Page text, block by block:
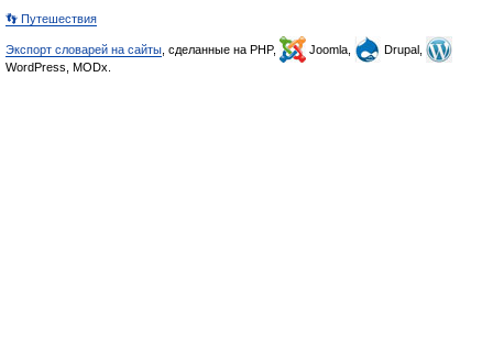
👣 Путешествия
Экспорт словарей на сайты , сделанные на PHP, Joomla,
Drupal,
WordPress, MODx.